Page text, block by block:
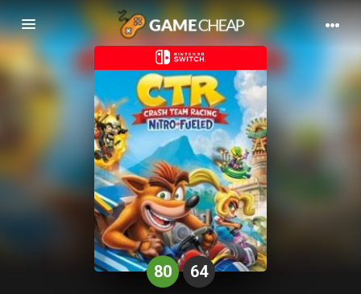
Basculer
la
navigation
80 64